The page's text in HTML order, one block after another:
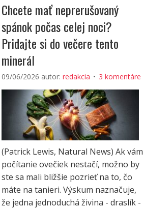
Chcete mať neprerušovaný
spánok počas celej noci?
Pridajte si do večere tento
minerál
09/06/2026 autor: redakcia 3 komentáre
(Patrick Lewis, Natural News) Ak vám
počítanie ovečiek nestačí, možno by
ste sa mali bližšie pozrieť na to, čo
máte na tanieri. Výskum naznačuje,
že jedna jednoduchá živina - draslík -